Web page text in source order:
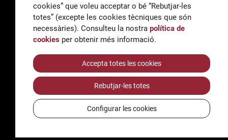
Informació
informacio@escoladeltreball.org
AccessibilitatAvís legal i Política de Privacitat
Política de cookies
Crèdits
cookies” que voleu acceptar o bé “Rebutjar-les
totes” (excepte les cookies tècniques que són
necessàries). Consulteu la nostra política de
cookies per obtenir més informació.
Accepta totes les cookies
Rebutjar-les totes
Configurar les cookies